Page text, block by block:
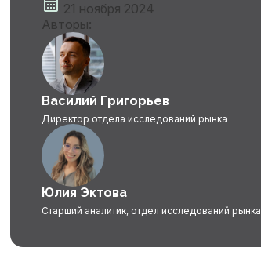
21 ноября 2024
Авторы:
Василий Григорьев
Директор отдела исследований рынка
Юлия Эктова
Старший аналитик, отдел исследований рынка